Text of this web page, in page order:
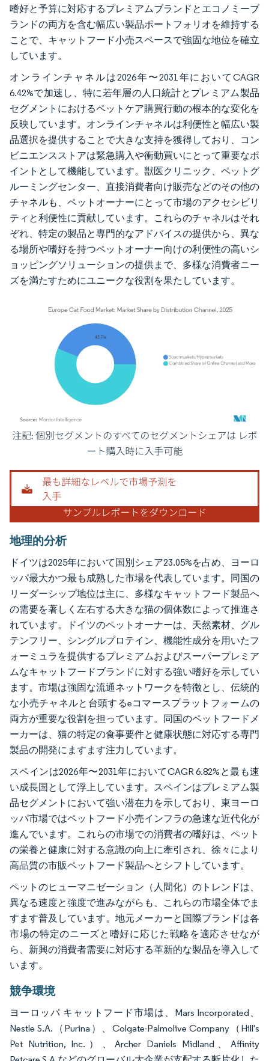
嗜好と予算に対応するプレミアムブランドとエコノミーブ
ランドの両方を含む幅広い製品ポートフォリオを維持する
ことで、キャットフード小売スペースで強固な地位を確立
しています。
オンラインチャネルは2026年〜2031年においてCAGR
6.42%で加速し、特に若年層の人口統計とプレミアム製品
セグメントにおけるペットケア購買行動の根本的な変化を
反映しています。オンラインチャネルは利便性と幅広い製
品選択を提供することで大きな支持を獲得しており、コン
ビニエンスストアは緊急購入や衝動買いにとって重要なポ
イントとして機能しています。獣医クリニック、ペットグ
ルーミングセンター、直接消費者向け販売などのその他の
チャネルも、ペットオーナーにとって市場のアクセシビリ
ティと利便性に貢献しています。これらのチャネルはそれ
ぞれ、特定の製品と専門的なアドバイスの提供から、異な
る場所や嗜好を持つペットオーナー向けの利便性の高いシ
ョッピングソリューションの提供まで、多様な消費者ニー
ズを満たすためにユニークな役割を果たしています。
画像 © Mordor Intelligence。再利用にはCC BY 4.0の表示が必要です。
地理的分析
ドイツは2025年において国別シェア23.05%を占め、ヨーロ
ッパ最大かつ最も成熟した市場を代表しています。同国の
リーダーシップ地位は主に、多様なキャットフード製品へ
の需要を著しく左右する大きな猫の個体数によって推進さ
れています。ドイツのペットオーナーは、天然素材、グル
テンフリー、シングルプロテイン、機能性成分を用いたフ
ォーミュラを提供するプレミアムおよびスーパープレミア
ムなキャットフードブランドに対する強い嗜好を示してい
ます。市場は強固な流通ネットワークを特徴とし、伝統的
な小売チャネルと台頭するeコマースプラットフォームの
両方が重要な役割を担っています。同国のペットフードメ
ーカーは、猫の特定の食事要件と健康状態に対応する専門
製品の開発にますます注力しています。
スペインは2026年〜2031年においてCAGR 6.82%と最も速
い成長国として浮上しています。スペインはプレミアム製
品セグメントにおいて強い潜在力を示しており、東ヨーロ
ッパ市場ではペットフード小売インフラの急速な近代化が
進んでいます。これらの市場での消費者の嗜好は、ペット
の栄養と健康に対する意識の向上に牽引され、徐々により
高品質の市販ペットフード製品へとシフトしています。
ペットのヒューマニゼーション（人間化）のトレンドは、
異なる速度と強度で進みながらも、これらの市場全体でま
すます普及しています。地元メーカーと国際ブランドは各
市場の特定のニーズと嗜好に応じた戦略を適応させなが
ら、新興の消費者需要に対応する革新的な製品を導入して
います。
競争環境
ヨーロッパ キャットフード市場は、Mars Incorporated、
Nestle S.A.（Purina）、Colgate-Palmolive Company（Hill's
Pet Nutrition, Inc.）、Archer Daniels Midland、Affinity